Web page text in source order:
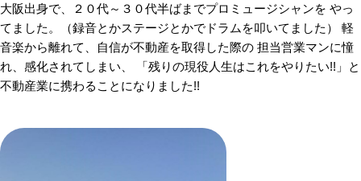
大阪出身で、２０代～３０代半ばまでプロミュージシャンを やっ
てました。（録音とかステージとかでドラムを叩いてました） 軽
音楽から離れて、自信が不動産を取得した際の 担当営業マンに憧
れ、感化されてしまい、 「残りの現役人生はこれをやりたい!!」と
不動産業に携わることになりました!!